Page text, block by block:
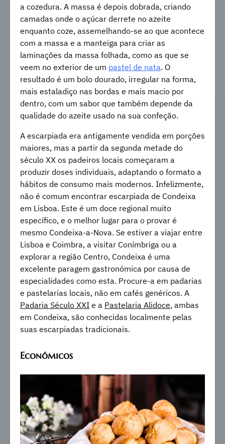
a cozedura. A massa é depois dobrada, criando
camadas onde o açúcar derrete no azeite
enquanto coze, assemelhando-se ao que acontece
com a massa e a manteiga para criar as
laminações da massa folhada, como as que se
veem no exterior de um pastel de nata. O
resultado é um bolo dourado, irregular na forma,
mais estaladiço nas bordas e mais macio por
dentro, com um sabor que também depende da
qualidade do azeite usado na sua confeção.
A escarpiada era antigamente vendida em porções
maiores, mas a partir da segunda metade do
século XX os padeiros locais começaram a
produzir doses individuais, adaptando o formato a
hábitos de consumo mais modernos. Infelizmente,
não é comum encontrar escarpiada de Condeixa
em Lisboa. Este é um doce regional muito
específico, e o melhor lugar para o provar é
mesmo Condeixa-a-Nova. Se estiver a viajar entre
Lisboa e Coimbra, a visitar Conímbriga ou a
explorar a região Centro, Condeixa é uma
excelente paragem gastronómica por causa de
especialidades como esta. Procure-a em padarias
e pastelarias locais, não em cafés genéricos. A
Padaria Século XXI e a Pastelaria Alidoce, ambas
em Condeixa, são conhecidas localmente pelas
suas escarpiadas tradicionais.
Económicos